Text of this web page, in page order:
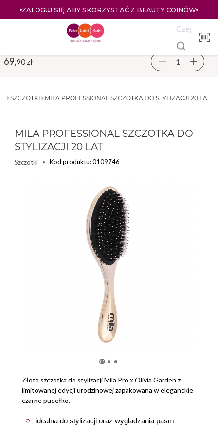
ZALOGUJ SIĘ ABY SKORZYSTAĆ Z BEAUTY COINÓW
MILA PROFESSIONAL SZCZOTKA DO STYLIZACJI 20 LAT
SZCZOTKI
MILA PROFESSIONAL SZCZOTKA DO
STYLIZACJI 20 LAT
Szczotki Kod produktu: 0109746
Złota szczotka do stylizacji Mila Pro x Olivia Garden z
limitowanej edycji urodzinowej zapakowana w eleganckie
czarne pudełko.
idealna do stylizacji oraz wygładzania pasm
69, 90 zł